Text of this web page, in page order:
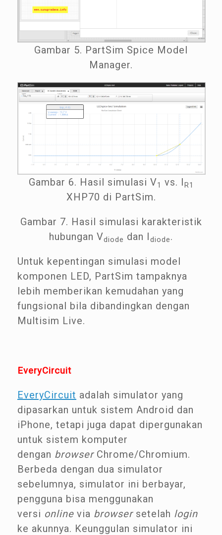
Gambar 5. PartSim Spice Model
Manager.
Gambar 6. Hasil simulasi V1 vs. IR1
XHP70 di PartSim.
Gambar 7. Hasil simulasi karakteristik
hubungan Vdiode dan Idiode.
Untuk kepentingan simulasi model
komponen LED, PartSim tampaknya
lebih memberikan kemudahan yang
fungsional bila dibandingkan dengan
Multisim Live.
EveryCircuit
EveryCircuit adalah simulator yang
dipasarkan untuk sistem Android dan
iPhone, tetapi juga dapat dipergunakan
untuk sistem komputer
dengan browserChrome/Chromium.
Berbeda dengan dua simulator
sebelumnya, simulator ini berbayar,
pengguna bisa menggunakan
versi online via browsersetelah login
ke akunnya. Keunggulan simulator ini